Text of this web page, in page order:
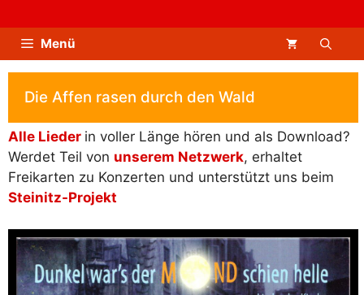
Inhalt
springenMenü
Die Affen rasen durch den Wald
Alle Lieder in voller Länge hören und als Download?
Werdet Teil von unserem Netzwerk, erhaltet
Freikarten zu Konzerten und unterstützt uns beim
Steinitz-Projekt